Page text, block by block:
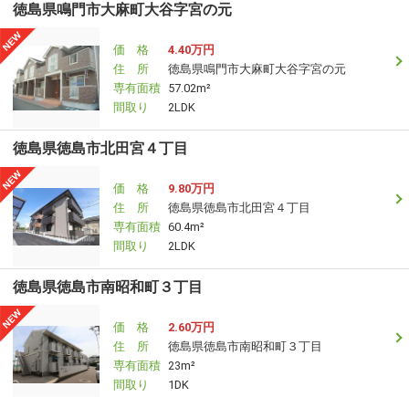
徳島県鳴門市大麻町大谷字宮の元
価 格
4.40万円
住 所
徳島県鳴門市大麻町大谷字宮の元
専有面積 57.02m²
間取り
2LDK
徳島県徳島市北田宮４丁目
価 格
9.80万円
住 所
徳島県徳島市北田宮４丁目
専有面積 60.4m²
間取り
2LDK
徳島県徳島市南昭和町３丁目
価 格
2.60万円
住 所
徳島県徳島市南昭和町３丁目
専有面積 23m²
間取り
1DK